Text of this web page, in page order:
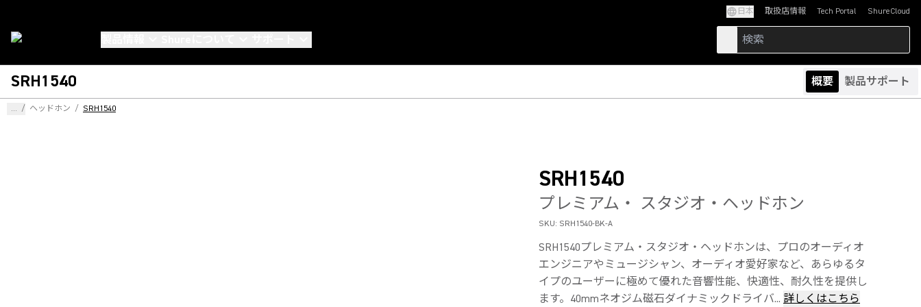
日本 取扱店情報 Tech Portal
(Opens in a new tab)ShureCloud
(Opens in a new
SRH1540 概要 製品サポート
... / ヘッドホン / SRH1540
SRH1540
プレミアム・ スタジオ・ヘッドホン
SKU: SRH1540-BK-A
SRH1540プレミアム・スタジオ・ヘッドホンは、プロのオーディオ
エンジニアやミュージシャン、オーディオ愛好家など、あらゆるタ
イプのユーザーに極めて優れた音響性能、快適性、耐久性を提供し
ます。40mmネオジム磁石ダイナミックドライバ... 詳しくはこちら